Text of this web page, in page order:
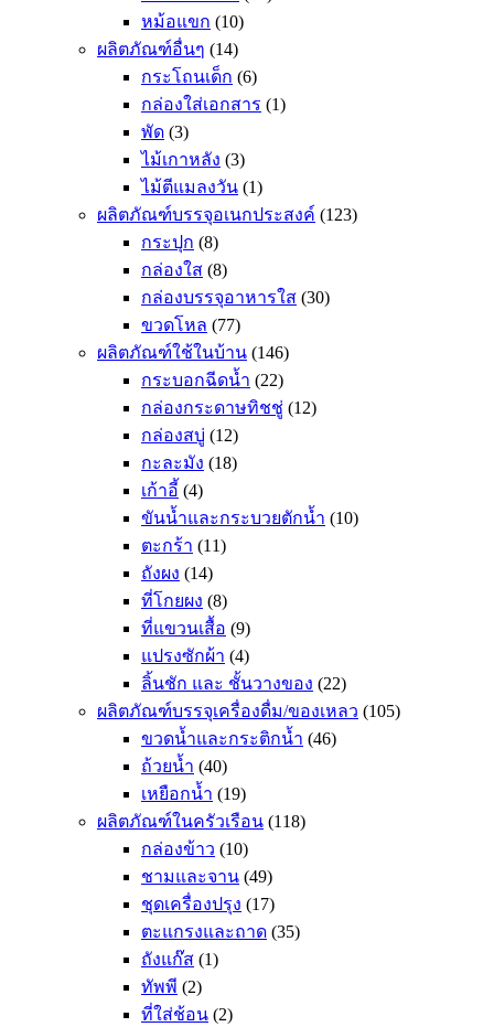
หม้อแขก (10)
ผลิตภัณฑ์อื่นๆ (14)
กระโถนเด็ก (6)
กล่องใส่เอกสาร (1)
พัด (3)
ไม้เกาหลัง (3)
ไม้ตีแมลงวัน (1)
ผลิตภัณฑ์บรรจุอเนกประสงค์ (123)
กระปุก (8)
กล่องใส (8)
กล่องบรรจุอาหารใส (30)
ขวดโหล (77)
ผลิตภัณฑ์ใช้ในบ้าน (146)
กระบอกฉีดน้ำ (22)
กล่องกระดาษทิชชู่ (12)
กล่องสบู่ (12)
กะละมัง (18)
เก้าอี้ (4)
ขันน้ำและกระบวยตักน้ำ (10)
ตะกร้า (11)
ถังผง (14)
ที่โกยผง (8)
ที่แขวนเสื้อ (9)
แปรงซักผ้า (4)
ลิ้นชัก และ ชั้นวางของ (22)
ผลิตภัณฑ์บรรจุเครื่องดื่ม/ของเหลว (105)
ขวดน้ำและกระติกน้ำ (46)
ถ้วยน้ำ (40)
เหยือกน้ำ (19)
ผลิตภัณฑ์ในครัวเรือน (118)
กล่องข้าว (10)
ชามและจาน (49)
ชุดเครื่องปรุง (17)
ตะแกรงและถาด (35)
ถังแก๊ส (1)
ทัพพี (2)
ที่ใส่ช้อน (2)